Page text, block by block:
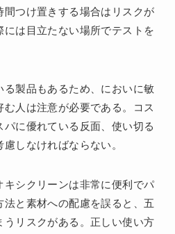
つけ置きする場合はリスクが
は目立たない場所でテストを
る製品もあるため、においに敏
人は注意が必要である。コス
パに優れている反面、使い切る
しなければならない。
キシクリーンは非常に便利でパ
法と素材への配慮を誤ると、五
リスクがある。正しい使い方